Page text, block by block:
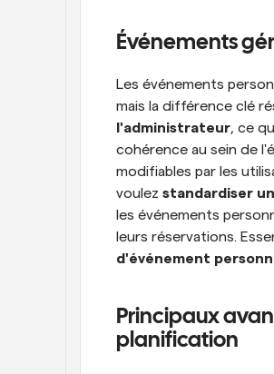
Événements
Les événements
mais la différence clé
l'administrateur, ce
cohérence au sein de
modifiables par les
voulez standardiser
les événements
leurs réservations.
d'événement
Principaux
planification